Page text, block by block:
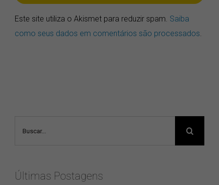
Este site utiliza o Akismet para reduzir spam. Saiba
como seus dados em comentários são processados
resultados
Últimas Postagens